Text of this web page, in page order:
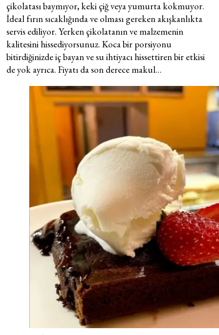
çikolatası baymıyor, keki çiğ veya yumurta kokmuyor.
İdeal fırın sıcaklığında ve olması gereken akışkanlıkta
servis ediliyor. Yerken çikolatanın ve malzemenin
kalitesini hissediyorsunuz. Koca bir porsiyonu
bitirdiğinizde iç bayan ve su ihtiyacı hissettiren bir etkisi
de yok ayrıca. Fiyatı da son derece makul…